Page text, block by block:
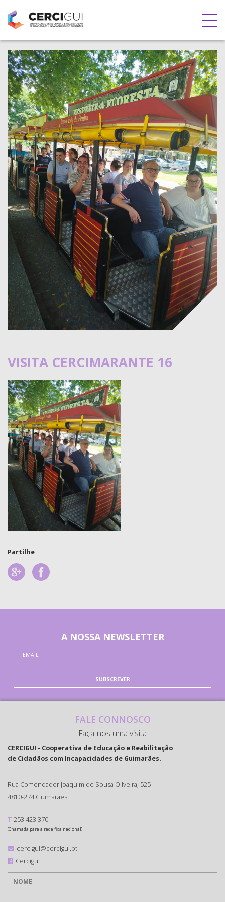
VISITA CERCIMARANTE 16
Partilhe
A NOSSA NEWSLETTER
SUBSCREVER
FALE CONNOSCO
Faça-nos uma visita
CERCIGUI - Cooperativa de Educação e Reabilitação
de Cidadãos com Incapacidades de Guimarães.
Rua Comendador Joaquim de Sousa Oliveira, 525
4810-274 Guimarães
T 253 423 370
(Chamada para a rede fixa nacional)
cercigui@cercigui.pt
Cercigui